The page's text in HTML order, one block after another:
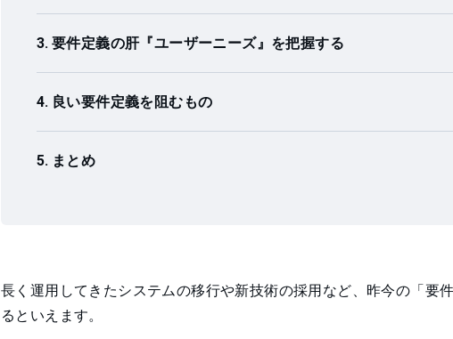
要件定義の肝『ユーザーニーズ』を把握する
良い要件定義を阻むもの
まとめ
長く運用してきたシステムの移行や新技術の採用など、昨今の「要
るといえます。